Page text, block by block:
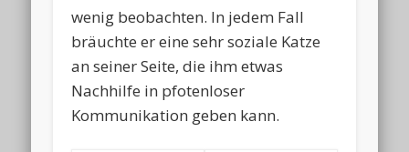
wenig beobachten. In jedem Fall
bräuchte er eine sehr soziale Katze
an seiner Seite, die ihm etwas
Nachhilfe in pfotenloser
Kommunikation geben kann.